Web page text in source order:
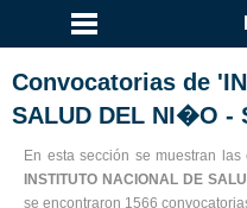
Convocatorias de
SALUD DEL NI�O -
En esta sección se muestran
INSTITUTO NACIONAL DE
se encontraron 1566